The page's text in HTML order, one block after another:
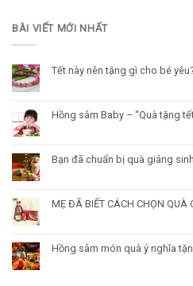
BÀI VIẾT MỚI NHẤT
Tết này nên tặng gì cho bé
Hồng sâm Baby – “Quà tặng
Bạn đã chuẩn bị quà giáng
MẸ ĐÃ BIẾT CÁCH CHỌN QUÀ
Hồng sâm món quà ý nghĩa